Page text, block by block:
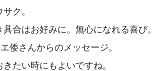
ク。
合はお好みに。無心になれる喜び。
倭さんからのメッセージ。
たい時にもよいですね。